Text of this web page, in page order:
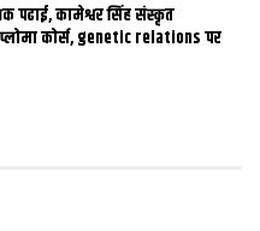
मे महिला क भागीदारी कए
अछि।
पढाई, कामेश्वर सिंह संस्कृत
कोर्स, genetic relations पर